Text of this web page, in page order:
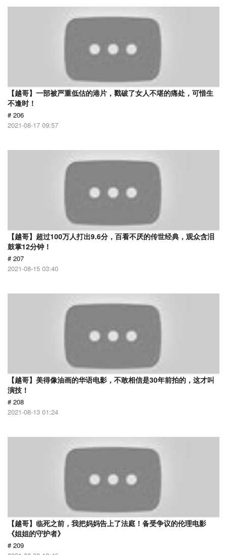
【越哥】一部被严重低估的港片，戳破了女人不堪的痛处，可惜生
不逢时！
# 206
2021-08-17 09:57
【越哥】超过100万人打出9.6分，百看不厌的传世经典，观众含泪
鼓掌12分钟！
# 207
2021-08-15 03:40
【越哥】美得像油画的华语电影，不敢相信是30年前拍的，这才叫
演技！
# 208
2021-08-13 01:24
【越哥】临死之前，我把妈妈告上了法庭！备受争议的伦理电影
《姐姐的守护者》
# 209